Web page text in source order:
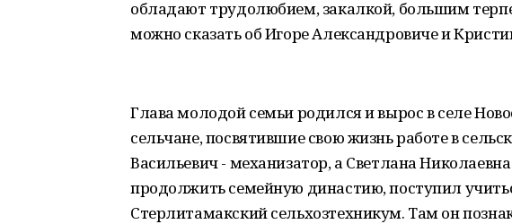
обладают трудолюбием, закалкой, большим
можно сказать об Игоре Александровиче и
Глава молодой семьи родился и вырос в селе
сельчане, посвятившие свою жизнь работе в
Васильевич - механизатор, а Светлана
продолжить семейную династию, поступил
Стерлитамакский сельхозтехникум. Там он